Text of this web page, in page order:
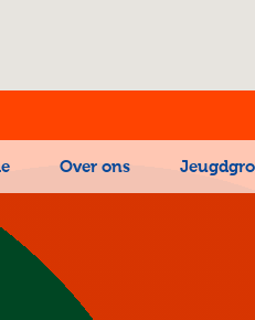
Over ons